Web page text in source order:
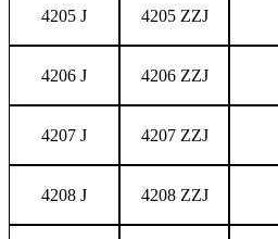
4205 J 4205 ZZJ
4206 J 4206 ZZJ
4207 J 4207 ZZJ
4208 J 4208 ZZJ